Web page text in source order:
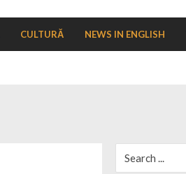
CULTURĂ NEWS IN ENGLISH